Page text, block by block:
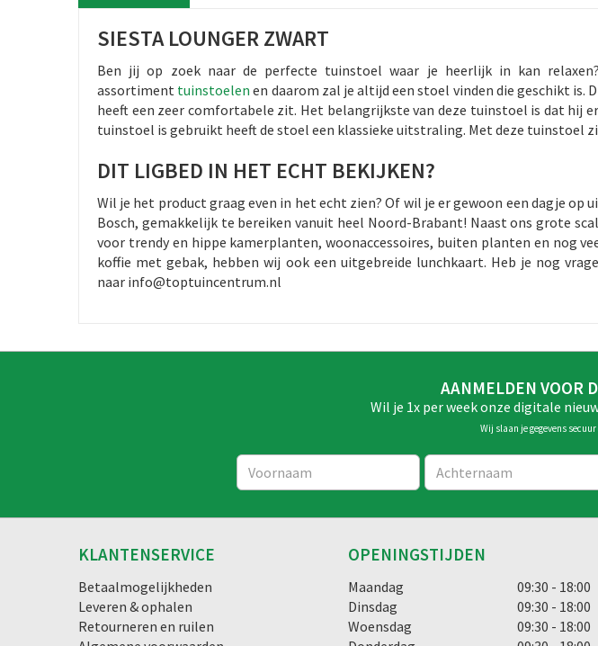
SIESTA LOUNGER ZWART
Ben jij op zoek naar de perfecte tuinstoel waar je heerlijk in kan
assortiment tuinstoelen en daarom zal je altijd een stoel vinden die geschikt is.
heeft een zeer comfortabele zit. Het belangrijkste van deze tuinstoel is dat hij
tuinstoel is gebruikt heeft de stoel een klassieke uitstraling. Met deze tuinstoel
DIT LIGBED IN HET ECHT BEKIJKEN?
Wil je het product graag even in het echt zien? Of wil je er gewoon een dagje op
Bosch, gemakkelijk te bereiken vanuit heel Noord-Brabant! Naast ons grote
voor trendy en hippe kamerplanten, woonaccessoires, buiten planten en nog
koffie met gebak, hebben wij ook een uitgebreide lunchkaart. Heb je nog
naar info@toptuincentrum.nl
AANMELDEN VOOR
Wil je 1x per week onze digitale
Wij slaan je gegevens
KLANTENSERVICE
Betaalmogelijkheden
Leveren & ophalen
Retourneren en ruilen
OPENINGSTIJDEN
Maandag
09:30 - 18:00
Dinsdag
09:30 - 18:00
Woensdag
09:30 - 18:00